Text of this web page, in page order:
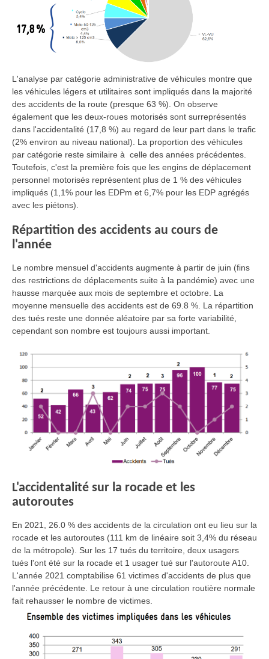
L'analyse par catégorie administrative de véhicules montre que
les véhicules légers et utilitaires sont impliqués dans la majorité
des accidents de la route (presque 63 %). On observe
également que les deux-roues motorisés sont surreprésentés
dans l'accidentalité (17,8 %) au regard de leur part dans le trafic
(2% environ au niveau national). La proportion des véhicules
par catégorie reste similaire à celle des années précédentes.
Toutefois, c'est la première fois que les engins de déplacement
personnel motorisés représentent plus de 1 % des véhicules
impliqués (1,1% pour les EDPm et 6,7% pour les EDP agrégés
avec les piétons).
Répartition des accidents au cours de
l'année
Le nombre mensuel d'accidents augmente à partir de juin (fins
des restrictions de déplacements suite à la pandémie) avec une
hausse marquée aux mois de septembre et octobre. La
moyenne mensuelle des accidents est de 69.8 %. La répartition
des tués reste une donnée aléatoire par sa forte variabilité,
cependant son nombre est toujours aussi important.
L'accidentalité sur la rocade et les
autoroutes
En 2021, 26.0 % des accidents de la circulation ont eu lieu sur la
rocade et les autoroutes (111 km de linéaire soit 3,4% du réseau
de la métropole). Sur les 17 tués du territoire, deux usagers
tués l'ont été sur la rocade et 1 usager tué sur l'autoroute A10.
L'année 2021 comptabilise 61 victimes d'accidents de plus que
l'année précédente. Le retour à une circulation routière normale
fait rehausser le nombre de victimes.